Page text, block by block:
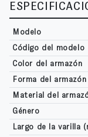
Modelo
Código del modelo
Color del armazón
Forma del armazón
Material del
Género
Largo de la varilla